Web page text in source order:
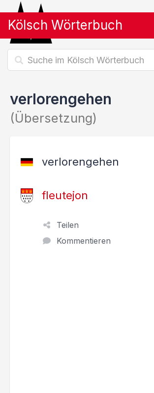
Kölsch Wörterbuch
verlorengehen
(Übersetzung)
verlorengehen
fleutejon
Teilen
Kommentieren